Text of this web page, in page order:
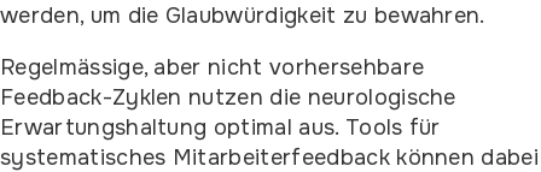
werden, um die Glaubwürdigkeit zu bewahren.
Regelmässige, aber nicht vorhersehbare
Feedback-Zyklen nutzen die neurologische
Erwartungshaltung optimal aus. Tools für
systematisches Mitarbeiterfeedback können dabei